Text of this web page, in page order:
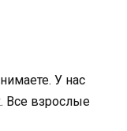
У нас
Все взрослые